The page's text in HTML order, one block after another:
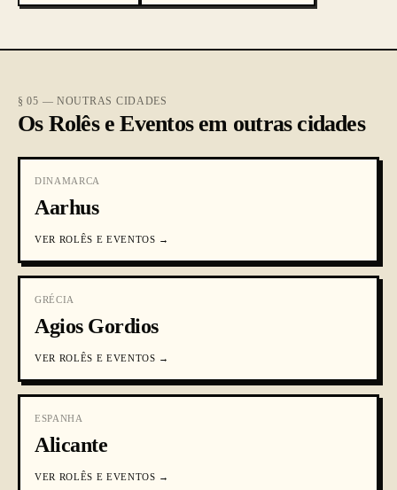
§ 05 — NOUTRAS CIDADES
Os Rolês e Eventos em outras cidades
DINAMARCA
Aarhus
VER ROLÊS E EVENTOS →
GRÉCIA
Agios Gordios
VER ROLÊS E EVENTOS →
ESPANHA
Alicante
VER ROLÊS E EVENTOS →